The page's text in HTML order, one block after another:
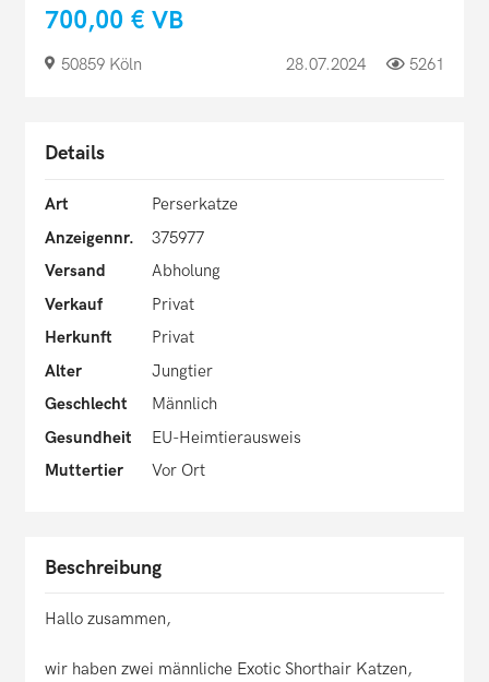
700,00 € VB
50859 Köln 28.07.2024 5261
Details
Art
Perserkatze
Anzeigennr.
375977
Versand
Abholung
Verkauf
Privat
Herkunft
Privat
Alter
Jungtier
Geschlecht
Männlich
Gesundheit
EU-Heimtierausweis
Muttertier
Vor Ort
Beschreibung
Hallo zusammen,
wir haben zwei männliche Exotic Shorthair Katzen,